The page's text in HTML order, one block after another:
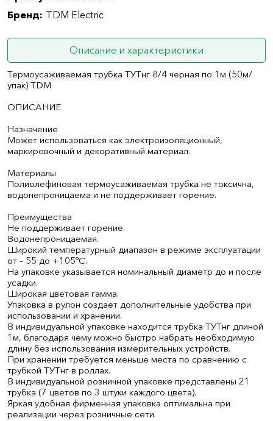
Бренд: TDM Electric
Описание и характеристики
Термоусаживаемая трубка ТУТнг 8/4 черная по 1м (50м/
упак) TDM
ОПИСАНИЕ
Назначение
Может использоваться как электроизоляционный,
маркировочный и декоративный материал.
Материалы
Полиолефиновая термоусаживаемая трубка не токсична,
водонепроницаема и не поддерживает горение.
Преимущества
Не поддерживает горение.
Водонепроницаемая.
Широкий температурный диапазон в режиме эксплуатации
от – 55 до +105ºС.
На упаковке указывается номинальный диаметр до и после
усадки.
Широкая цветовая гамма.
Упаковка в рулон создает дополнительные удобства при
использовании и хранении.
В индивидуальной упаковке находится трубка ТУТнг длиной
1м, благодаря чему можно быстро набрать необходимую
длину без использования измерительных устройств.
При хранении требуется меньше места по сравнению с
трубкой ТУТнг в роллах.
В индивидуальной розничной упаковке представлены 21
трубка (7 цветов по 3 штуки каждого цвета).
Яркая удобная фирменная упаковка оптимальна при
реализации через розничные сети.